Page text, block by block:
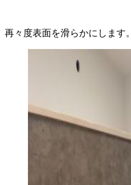
再々度表面を滑らかにします。